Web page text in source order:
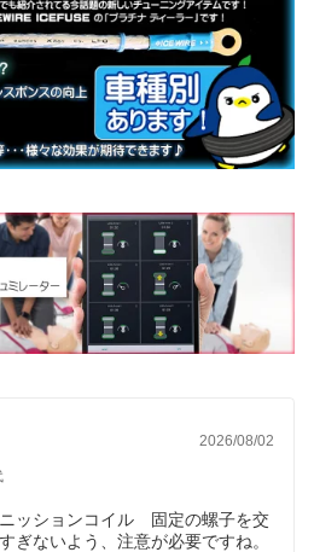
2026/08/02
ッションコイル 固定の螺子を交
ぎないよう、注意が必要ですね。